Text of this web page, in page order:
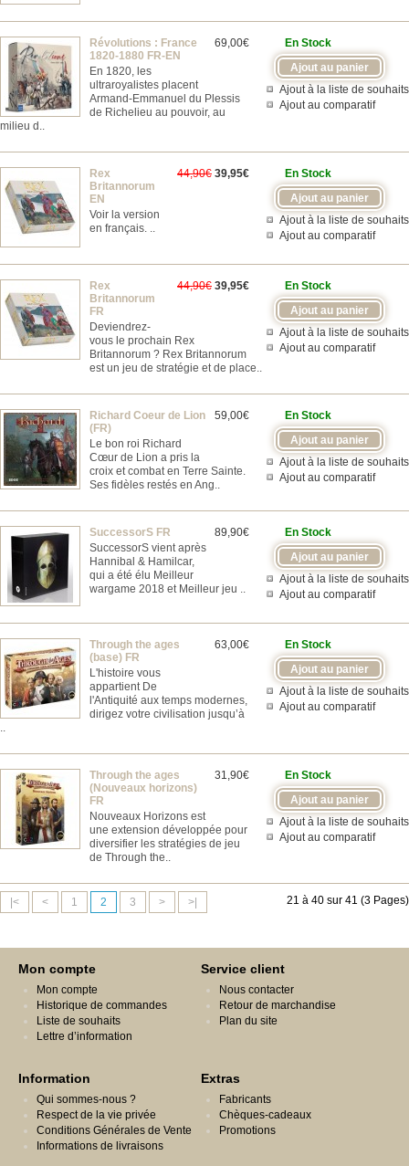
En Stock
Ajout à la liste de souhaits
Ajout au comparatif
69,00€
Révolutions : France
1820-1880 FR-EN
En 1820, les
ultraroyalistes placent
Armand-Emmanuel du Plessis
de Richelieu au pouvoir, au
milieu d..
En Stock
Ajout à la liste de souhaits
Ajout au comparatif
44,90€ 39,95€
Rex
Britannorum
EN
Voir la version
en français. ..
En Stock
Ajout à la liste de souhaits
Ajout au comparatif
44,90€ 39,95€
Rex
Britannorum
FR
Deviendrez-
vous le prochain Rex
Britannorum ? Rex Britannorum
est un jeu de stratégie et de place..
En Stock
Ajout à la liste de souhaits
Ajout au comparatif
59,00€
Richard Coeur de Lion
(FR)
Le bon roi Richard
Cœur de Lion a pris la
croix et combat en Terre Sainte.
Ses fidèles restés en Ang..
En Stock
Ajout à la liste de souhaits
Ajout au comparatif
89,90€
SuccessorS FR
SuccessorS vient après
Hannibal & Hamilcar,
qui a été élu Meilleur
wargame 2018 et Meilleur jeu ..
En Stock
Ajout à la liste de souhaits
Ajout au comparatif
63,00€
Through the ages
(base) FR
L'histoire vous
appartient De
l'Antiquité aux temps modernes,
dirigez votre civilisation jusqu’à
..
En Stock
Ajout à la liste de souhaits
Ajout au comparatif
31,90€
Through the ages
(Nouveaux horizons)
FR
Nouveaux Horizons est
une extension développée pour
diversifier les stratégies de jeu
de Through the..
|< < 1 2 3 > >| 21 à 40 sur 41 (3 Pages)
Mon compte
Mon compte
Historique de commandes
Liste de souhaits
Lettre d’information
Service client
Nous contacter
Retour de marchandise
Plan du site
Information
Qui sommes-nous ?
Respect de la vie privée
Conditions Générales de Vente
Informations de livraisons
Extras
Fabricants
Chèques-cadeaux
Promotions